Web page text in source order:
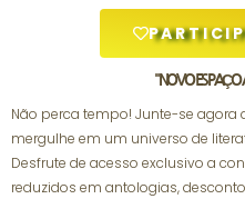
"NOVO ESPAÇO
Não perca tempo! Junte-se agora
mergulhe em um universo de
Desfrute de acesso exclusivo a
reduzidos em antologias,